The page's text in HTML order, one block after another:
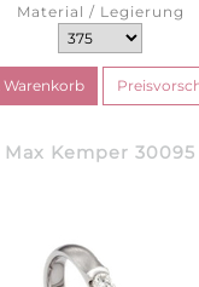
Material / Legierung
Max Kemper 30095